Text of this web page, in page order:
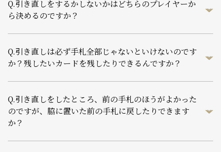
Q.引き直しをするかしないかはどちらのプレイヤーか
ら決めるのですか？
Q.引き直しは必ず手札全部じゃないといけないのです
か？残したいカードを残したりできるんですか？
Q.引き直しをしたところ、前の手札のほうがよかった
のですが、脇に置いた前の手札に戻したりできます
か？